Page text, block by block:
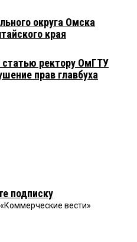
округа Омска
края
ректору ОмГТУ
прав главбуха
подписку
вести»